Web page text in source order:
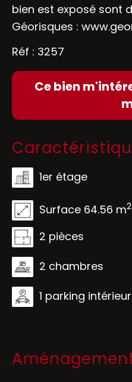
bien est exposé sont
Géorisques :
Réf : 3257
Ce bien
1er étage
Surface 64.56 m2
2 pièces
2 chambres
1 parking intérieur